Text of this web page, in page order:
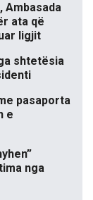
Ambasada
ata që
ligjit
shtetësia
pasaporta
e
nga